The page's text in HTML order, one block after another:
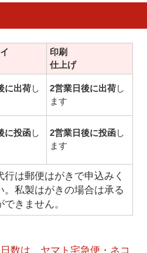
印刷
仕上げ
に出荷し
2営業日後に出荷し
ます
に投函し
2営業日後に投函し
ます
は郵便はがきで申込みく
。私製はがきの場合は承る
できません。
数は、ヤマト宅急便・ネコ